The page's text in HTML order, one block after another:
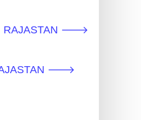
RAJASTAN 🡒
RAJASTAN 🡒